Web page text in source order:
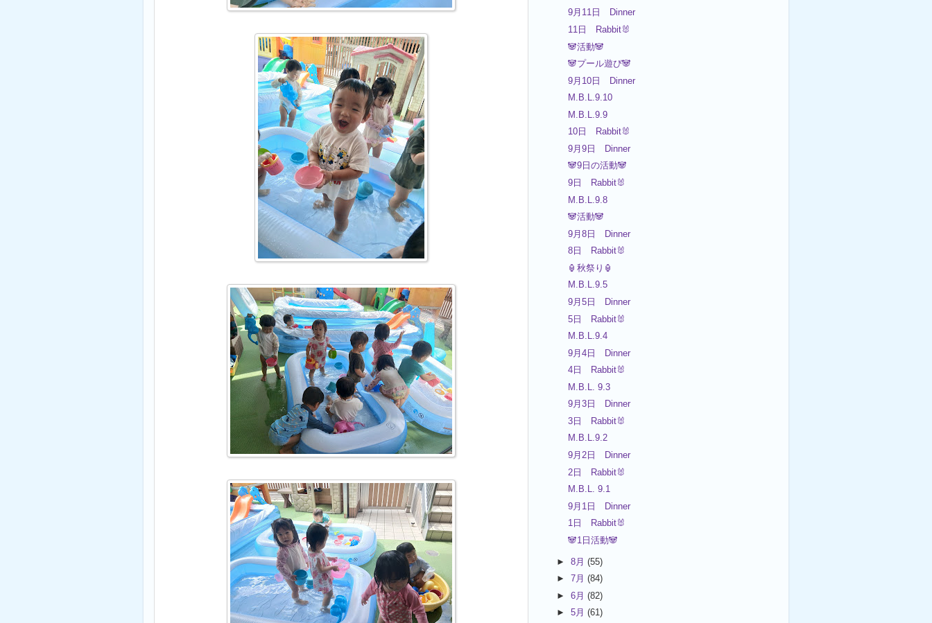
9月11日 Dinner
11日 Rabbit🐰
🐼活動🐼
🐼プール遊び🐼
9月10日 Dinner
M.B.L.9.10
M.B.L.9.9
10日 Rabbit🐰
9月9日 Dinner
🐼9日の活動🐼
9日 Rabbit🐰
M.B.L.9.8
🐼活動🐼
9月8日 Dinner
8日 Rabbit🐰
🏮秋祭り🏮
M.B.L.9.5
9月5日 Dinner
5日 Rabbit🐰
M.B.L.9.4
9月4日 Dinner
4日 Rabbit🐰
M.B.L. 9.3
9月3日 Dinner
3日 Rabbit🐰
M.B.L.9.2
9月2日 Dinner
2日 Rabbit🐰
M.B.L. 9.1
9月1日 Dinner
1日 Rabbit🐰
🐼1日活動🐼
►8月(55)
►7月(84)
►6月(82)
►5月(61)